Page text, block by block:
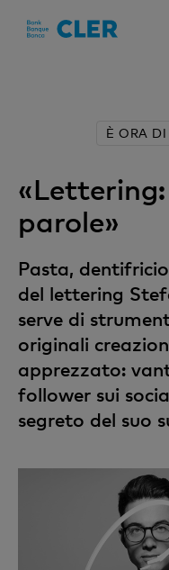
È ORA
parole»
Pasta,
del lettering
serve di
originali
apprezzato:
follower sui
segreto del suo